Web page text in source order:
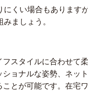
にくい場合もあります
ましょう。
スタイルに合わせて
ョナルな姿勢、ネッ
とが可能です。在宅